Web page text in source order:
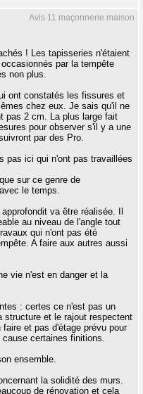
Avis 11 maçonnerie maison
! Les tapisseries n'étaient
par la tempête
non plus.
ont constatés les fissures et
chez eux. Je sais qu'il ne
pas 2 cm. La plus large fait
pour observer s'il y a une
par des Pro.
pas ici qui n'ont pas travaillées
sur ce genre de
le temps.
va être réalisée. Il
au niveau de l'angle tout
qui n'ont pas été
A faire aux autres aussi
vie n'est en danger et la
: certes ce n'est pas un
structure et le rajout respectent
et pas d'étage prévu pour
certaines finitions.
ensemble.
la solidité des murs.
de rénovation et cela